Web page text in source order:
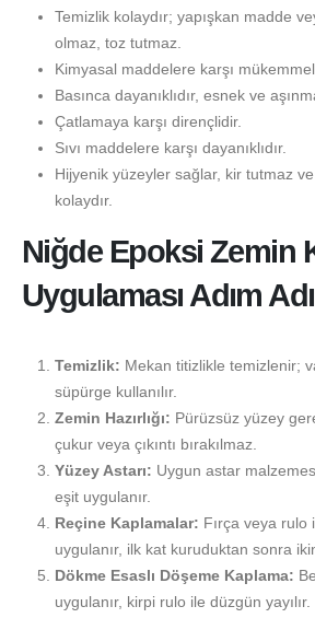
Temizlik kolaydır; yapışkan madde
olmaz, toz tutmaz.
Kimyasal maddelere karşı
Basınca dayanıklıdır, esnek ve
Çatlamaya karşı dirençlidir.
Sıvı maddelere karşı dayanıklıdır.
Hijyenik yüzeyler sağlar, kir tutmaz
kolaydır.
Niğde Epoksi Zemin
Uygulaması Adım
Temizlik: Mekan titizlikle temizlenir;
süpürge kullanılır.
Zemin Hazırlığı: Pürüzsüz yüzey
çukur veya çıkıntı bırakılmaz.
Yüzey Astarı: Uygun astar
eşit uygulanır.
Reçine Kaplamalar: Fırça veya rulo
uygulanır, ilk kat kuruduktan sonra
Dökme Esaslı Döşeme Kaplama:
uygulanır, kirpi rulo ile düzgün yayılır.